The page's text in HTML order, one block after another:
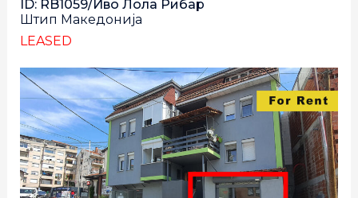
ID: RB1059/Иво Лола Рибар
Штип Македонија
LEASED